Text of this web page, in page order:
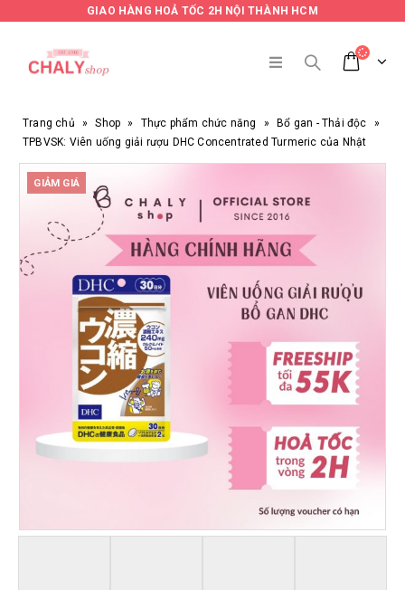
GIAO HÀNG HOẢ TỐC 2H NỘI THÀNH HCM
Trang chủ » Shop » Thực phẩm chức năng » Bổ gan - Thải độc
»
TPBVSK: Viên uống giải rượu DHC Concentrated Turmeric của Nhật
GIẢM GIÁ